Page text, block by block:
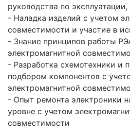
руководства по
- Наладка изделий с учетом
совместимости и участие в
- Знание принципов работы
электромагнитной
- Разработка схемотехники и
подбором компонентов с
электромагнитной
- Опыт ремонта электроники
уровне с учетом
совместимости